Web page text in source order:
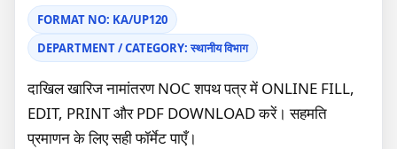
FORMAT NO: KA/UP120
DEPARTMENT / CATEGORY: स्थानीय विभाग
दाखिल खारिज नामांतरण NOC शपथ पत्र में ONLINE FILL,
EDIT, PRINT और PDF DOWNLOAD करें। सहमति
प्रमाणन के लिए सही फॉर्मेट पाएँ।